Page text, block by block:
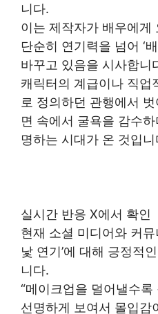
니다.
이는 제작자가 배우에게
단순히 연기력을 넘어 ‘
바꾸고 있음을 시사합니
캐릭터의 계급이나 직업
로 정의하던 관행에서
면 속에서 굴욕을 감수
명하는 시대가 온 것입니
실시간 반응 X에서 확인
현재 소셜 미디어와 커뮤
낯 연기’에 대해 긍정적
니다.
“메이크업을 덜어낼수
선명하게 보여서 몰입감